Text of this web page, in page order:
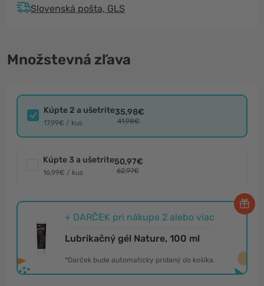
Slovenská pošta, GLS
Množstevná zľava
Kúpte 2 a ušetrite
17,99€ / kus
35,98€
41,98€
Kúpte 3 a ušetrite
16,99€ / kus
50,97€
62,97€
+ DARČEK pri nákupe 2 alebo viac
Lubrikačný gél Nature, 100 ml
*Darček bude automaticky pridaný do košíka.